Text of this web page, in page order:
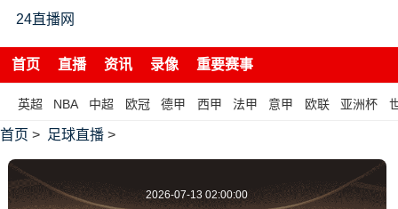
24直播网
首页 直播 资讯 录像 重要赛事
英超 NBA 中超 欧冠 德甲 西甲 法甲 意甲 欧联 亚洲杯
首页 > 足球直播 >
2026-07-13 02:00:00